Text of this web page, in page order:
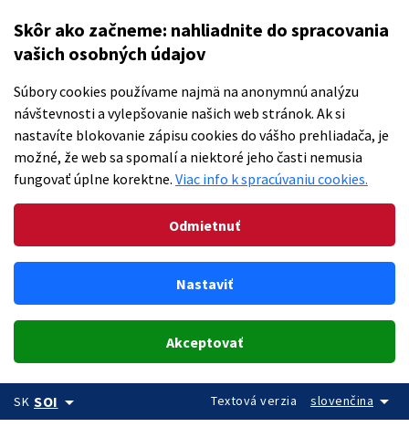
Skôr ako začneme: nahliadnite do spracovania
vašich osobných údajov
Súbory cookies používame najmä na anonymnú analýzu
návštevnosti a vylepšovanie našich web stránok. Ak si
nastavíte blokovanie zápisu cookies do vášho prehliadača, je
možné, že web sa spomalí a niektoré jeho časti nemusia
fungovať úplne korektne. Viac info k spracúvaniu cookies.
Odmietnuť
Nastaviť
Akceptovať
SK SOIarrow_drop_down Textová verzia slovenčina arrow_drop_down